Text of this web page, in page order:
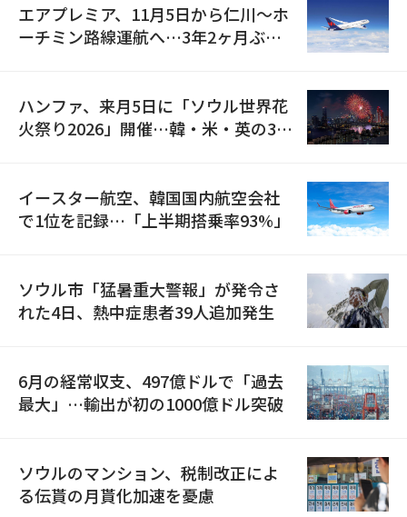
エアプレミア、11月5日から仁川〜ホ
ーチミン路線運航へ…3年2ヶ月ぶり
ハンファ、来月5日に「ソウル世界花
火祭り2026」開催…韓・米・英の3カ
イースター航空、韓国国内航空会社
で1位を記録…「上半期搭乗率93%」
ソウル市「猛暑重大警報」が発令さ
れた4日、熱中症患者39人追加発生
6月の経常収支、497億ドルで「過去
最大」…輸出が初の1000億ドル突破
ソウルのマンション、税制改正によ
る伝貰の月貰化加速を憂慮